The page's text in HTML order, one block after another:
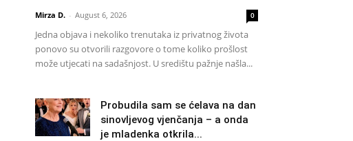
Mirza D. - August 6, 2026 0
Jedna objava i nekoliko trenutaka iz privatnog života
ponovo su otvorili razgovore o tome koliko prošlost
može utjecati na sadašnjost. U središtu pažnje našla...
Probudila sam se ćelava na dan
sinovljevog vjenčanja – a onda
je mladenka otkrila...